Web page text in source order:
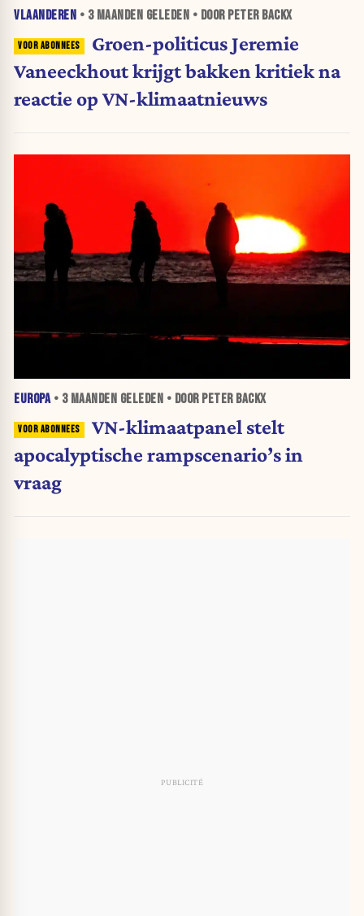
VLAANDEREN • 3 MAANDEN GELEDEN • DOOR PETER BACKX
Groen-politicus Jeremie
Vaneeckhout krijgt bakken kritiek na
reactie op VN-klimaatnieuws
EUROPA• 3 MAANDEN GELEDEN • DOOR PETER BACKX
VN-klimaatpanel stelt
apocalyptische rampscenario’s in
vraag